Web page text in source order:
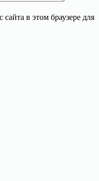
в этом браузере для